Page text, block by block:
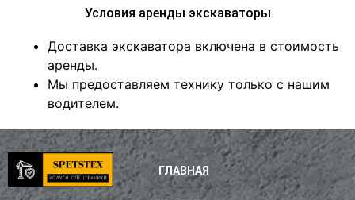
Условия аренды экскаваторы
Доставка экскаватора включена в стоимость
аренды.
Мы предоставляем технику только с нашим
водителем.
ГЛАВНАЯ